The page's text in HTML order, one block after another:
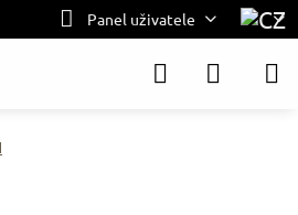
Panel uživatele